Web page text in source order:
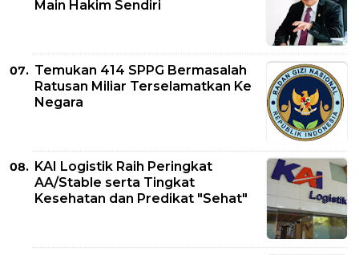
Main Hakim Sendiri
Temukan 414 SPPG Bermasalah
Ratusan Miliar Terselamatkan Ke
Negara
KAI Logistik Raih Peringkat
AA/Stable serta Tingkat
Kesehatan dan Predikat "Sehat"